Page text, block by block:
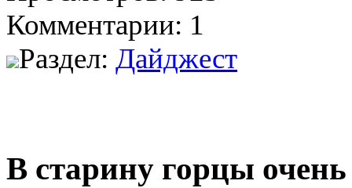
Комментарии: 1
Раздел: Дайджест
В старину горцы